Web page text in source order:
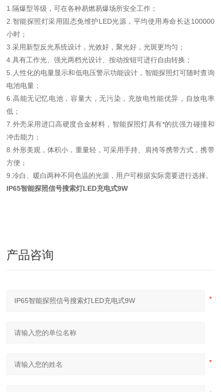
1.隔爆型等级，可在各种易燃易爆场所安全工作；
2.智能探照灯采用固态免维护LED光源，平均使用寿命长达100000
小时；
3.采用新型反光系统设计，光效好，聚光好，光斑更均匀；
4.具有工作光、强光两档光设计、按动按钮可进行自由转换；
5.人性化的电量显示和低电压警示功能设计，智能探照灯可随时查询
电池电量；
6.高能无记忆电池，容量大，无污染，充放电性能优异，自放电率
低；
7.外壳采用进口高硬度合金材料，智能探照灯具有*的抗强力碰撞和
冲击能力；
8.外形美观，体积小，重量轻，可采用手持、肩挎等携带方式，携带
方便；
9.冷白、暖白两种不同色温的光源，用户可根据实际需要进行选择。
IP65智能探照信号搜索灯LED充电式9W
产品咨询